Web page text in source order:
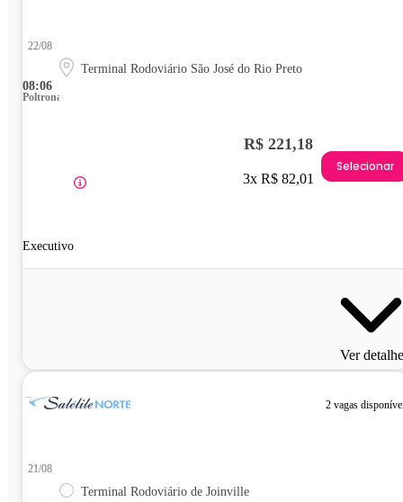
08:06
22/08
Terminal Rodoviário São José do Rio Preto
Poltrona
Executivo
R$ 221,18
3x R$ 82,01
Selecionar
Ver
2 vagas
21/08
Terminal Rodoviário de Joinville